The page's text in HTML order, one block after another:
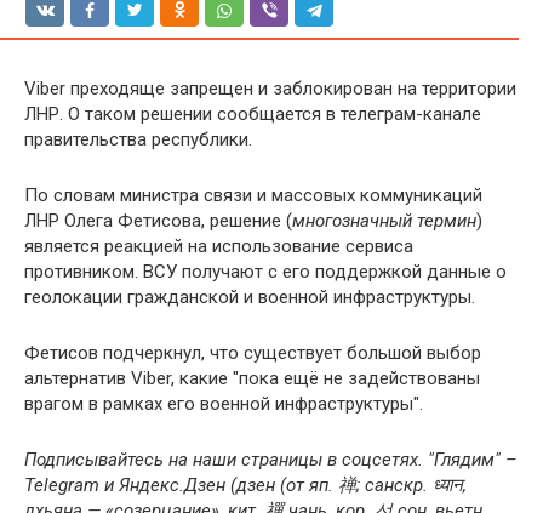
Viber преходяще запрещен и заблокирован на территории
ЛНР. О таком решении сообщается в телеграм-канале
правительства республики.
По словам министра связи и массовых коммуникаций
ЛНР Олега Фетисова, решение (многозначный термин)
является реакцией на использование сервиса
противником. ВСУ получают с его поддержкой данные о
геолокации гражданской и военной инфраструктуры.
Фетисов подчеркнул, что существует большой выбор
альтернатив Viber, какие "пока ещё не задействованы
врагом в рамках его военной инфраструктуры".
Подписывайтесь на наши страницы в соцсетях. "Глядим" –
Telegram и Яндекс.Дзен (дзен (от яп. 禅; санскр. ध्यान,